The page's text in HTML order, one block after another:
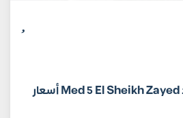
مول ميد 5 الشيخ زايد Med 5 El Sheikh Zayed أسعار